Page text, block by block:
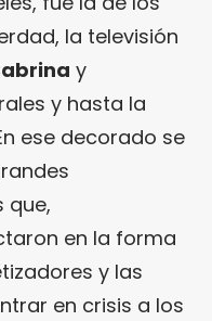
la televisión
y
y hasta la
ese decorado se
que,
en la forma
y las
en crisis a los